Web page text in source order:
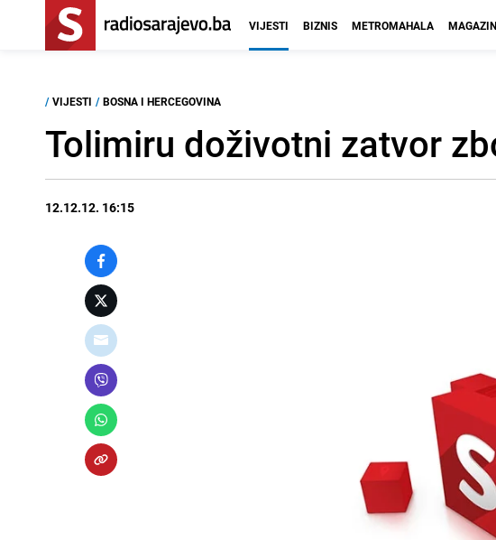
VIJESTI BIZNIS METROMAHALA MAGAZIN
/ VIJESTI / BOSNA I HERCEGOVINA
Tolimiru doživotni zatvor
12.12.12. 16:15